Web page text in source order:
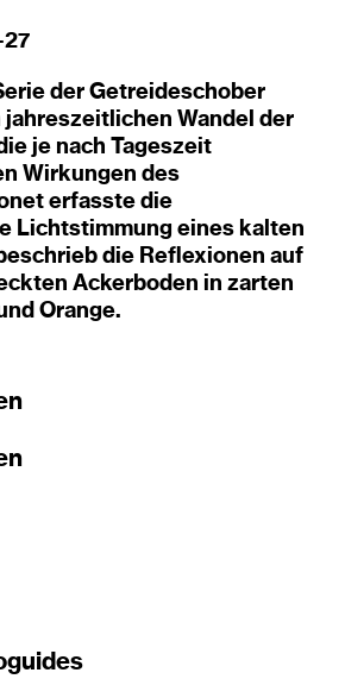
27
der Getreideschober
Wandel der
je nach Tageszeit
Wirkungen des
erfasste die
Lichtstimmung eines kalten
die Reflexionen auf
Ackerboden in zarten
Orange.